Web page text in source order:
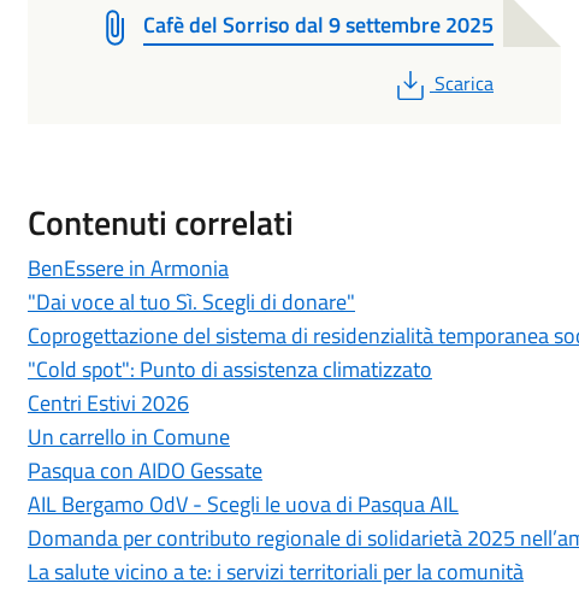
Cafè del Sorriso dal 9 settembre 2025
PDF
Scarica
Contenuti correlati
BenEssere in Armonia
"Dai voce al tuo Sì. Scegli di donare"
Coprogettazione del sistema di residenzialità temporanea
"Cold spot": Punto di assistenza climatizzato
Centri Estivi 2026
Un carrello in Comune
Pasqua con AIDO Gessate
AIL Bergamo OdV - Scegli le uova di Pasqua AIL
Domanda per contributo regionale di solidarietà 2025
La salute vicino a te: i servizi territoriali per la comunità